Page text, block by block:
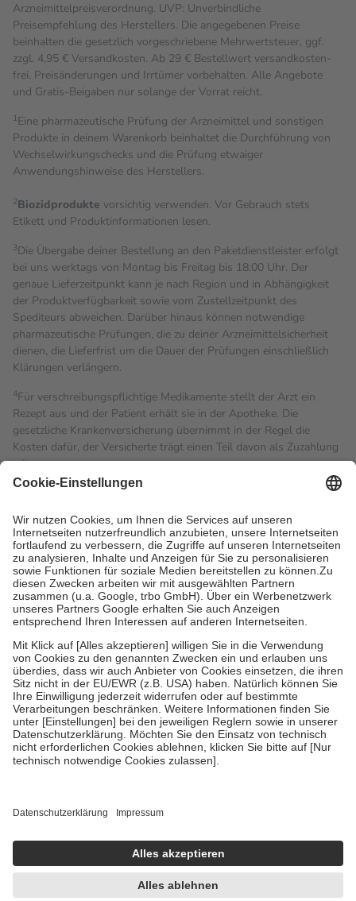
Arzneimittelpreisverordnung. UVP: Unverbindliche
Preisempfehlung des Herstellers. Die angegebenen Preise
beinhalten die gesetzlich vorgeschriebene Mehrwertsteuer, ggf.
zzgl. 4,95 € Versandkosten. Ab 29 € Bestell­wert versand­kosten­
frei. Preisänderungen und Irrtümer vorbehalten. Alle Angebote
und Gratis-Beigaben nur solange der Vorrat reicht.
1Eine pharmazeutische Prüfung der Arzneimittel und sonstigen
Produkte in deinem Warenkorb beinhaltet die Durchführung von
Wechselwirkungschecks und die Prüfung etwaiger
Anwendungshinweise des Herstellers.
2Biozidprodukte vorsichtig verwenden. Vor Gebrauch stets
Etikett und Produktinformationen lesen.
3Die Übergabe deiner Bestellung an den Paketdienstleister erfolgt
bei uns werktags von Montag bis Freitag bis 18:00 Uhr. Der
genaue Lieferzeitpunkt kann je nach Region und in Abhängigkeit
der Produktverfügbarkeit sowie vom Zustellzeitpunkt des
Spediteurs abweichen. Darüber hinaus können notwendige
pharmazeutische Prüfungen, die zu deiner Arzneimittelsicherheit
dienen, die Lieferfrist um die Dauer der Prüfungen einschließlich
Klärungen verlängern.
4Für verschreibungspflichtige Medikamente stellt der Arzt ein
Rezept aus und der Patient erhält sie in der Apotheke. Die
gesetzliche Krankenversicherung übernimmt in der Regel die
Kosten dafür, der Versicherte trägt einen Teil davon als Zuzahlung
mit.
Grundsätzlich leisten Mitglieder Zuzahlungen in Höhe von zehn
höchstens zehn Euro.
Es sind jedoch nie mehr als die
tatsächlichen Kosten der Leistung zu entrichten.
Diese Regeln gelten grundsätzlich auch für Online-Apotheken.
Bei Heilmitteln und häuslicher Krankenpflege beträgt die
Zuzahlung zehn Prozent der Kosten sowie zehn Euro je
Verordnung.
Um das Engagement der Versicherten für ihre eigene Gesundheit
zu stärken und die besondere Stellung der Familie zu unterstützen,
fallenkeine Zuzahlungenan bei:
• Kindern und Jugendlichen bis zum vollendeten 18. Lebensjahr
mit Ausnahme der Fahrkosten
• Untersuchungen zur Vorsorge und Früherkennung, die von der
GKV getragen werden
• empfohlenen Schutzimpfungen
• Harn- und Blutteststreifen
getroffen, um sicherzustellen, dass es sich um echte Bewertungen
https://help.etrusted.com/hc/de/articles/4419944605341
Einige Bilder und Inhalte wurden unter Zuhilfenahme künstlicher